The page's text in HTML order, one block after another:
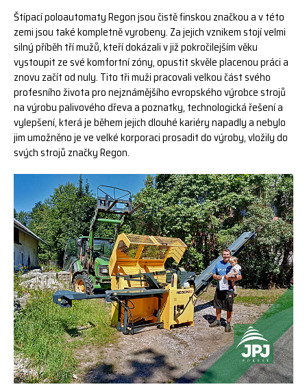
Štípací poloautomaty Regon jsou čistě finskou značkou a v této
zemi jsou také kompletně vyrobeny. Za jejich vznikem stojí velmi
silný příběh tří mužů, kteří dokázali v již pokročilejším věku
vystoupit ze své komfortní zóny, opustit skvěle placenou práci a
znovu začít od nuly. Tito tři muži pracovali velkou část svého
profesního života pro nejznámějšího evropského výrobce strojů
na výrobu palivového dřeva a poznatky, technologická řešení a
vylepšení, která je během jejich dlouhé kariéry napadly a nebylo
jim umožněno je ve velké korporaci prosadit do výroby, vložily do
svých strojů značky Regon.